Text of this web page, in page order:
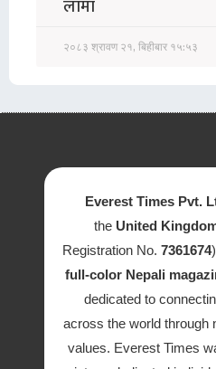
लामा
२०८३ श्रावण २१, बिहीबार १५:५३
Everest Times Pvt.
the United
Registration No.7361674
full-color Nepali
dedicated to
across the world through
values. Everest Times